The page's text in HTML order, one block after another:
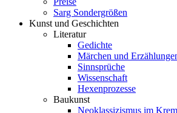
Sarg Sondergrößen
Kunst und Geschichten
Literatur
Gedichte
Märchen und
Sinnsprüche
Wissenschaft
Hexenprozesse
Baukunst
Neoklassizismus im